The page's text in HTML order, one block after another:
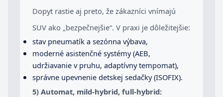
Dopyt rastie aj preto, že zákazníci vnímajú
SUV ako „bezpečnejšie“. V praxi je dôležitejšie:
stav pneumatík a sezónna výbava,
moderné asistenčné systémy (AEB,
udržiavanie v pruhu, adaptívny tempomat),
správne upevnenie detskej sedačky (ISOFIX).
5) Automat, mild-hybrid, full-hybrid: